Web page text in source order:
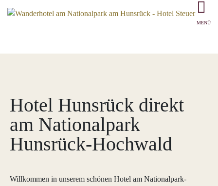
MENÜ
Hotel Hunsrück direkt
am Nationalpark
Hunsrück-Hochwald
Willkommen in unserem schönen Hotel am Nationalpark-